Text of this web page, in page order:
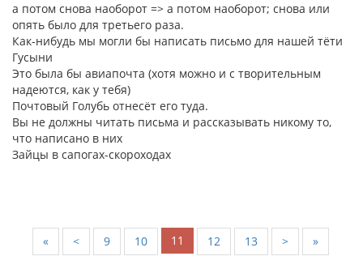
а потом снова наоборот => а потом наоборот; снова или
опять было для третьего раза.
Как-нибудь мы могли бы написать письмо для нашей тёти
Гусыни
Это была бы авиапочта (хотя можно и с творительным
надеются, как у тебя)
Почтовый Голубь отнесёт его туда.
Вы не должны читать письма и рассказывать никому то,
что написано в них
Зайцы в сапогах-скороходах
« < 9 10 11 12 13 > »